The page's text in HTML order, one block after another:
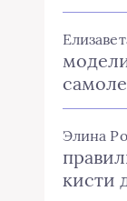
Элина
кисти